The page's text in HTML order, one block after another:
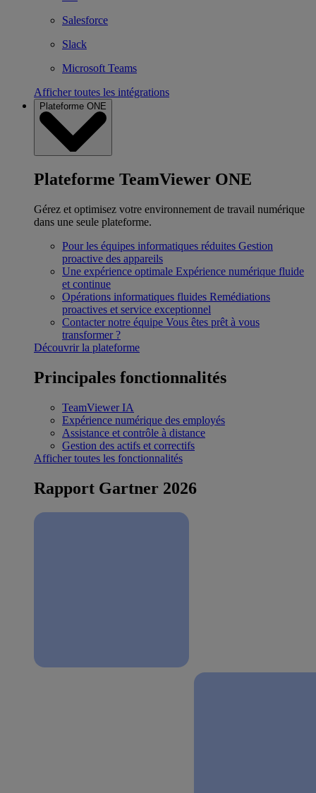
Salesforce
Slack
Microsoft Teams
Afficher toutes les intégrations
Plateforme ONE
Plateforme TeamViewer ONE
Gérez et optimisez votre environnement de travail numérique
dans une seule plateforme.
Pour les équipes informatiques réduites Gestion
proactive des appareils
Une expérience optimale Expérience numérique fluide
et continue
Opérations informatiques fluides Remédiations
proactives et service exceptionnel
Contacter notre équipe Vous êtes prêt à vous
transformer ?
Découvrir la plateforme
Principales fonctionnalités
TeamViewer IA
Expérience numérique des employés
Assistance et contrôle à distance
Gestion des actifs et correctifs
Afficher toutes les fonctionnalités
Rapport Gartner 2026